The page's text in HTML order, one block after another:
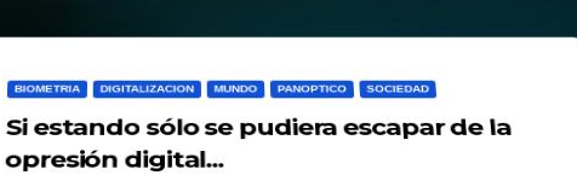
BIOMETRIA DIGITALIZACION MUNDO PANOPTICO SOCIEDAD
Si estando sólo se pudiera escapar de la
opresión digital...